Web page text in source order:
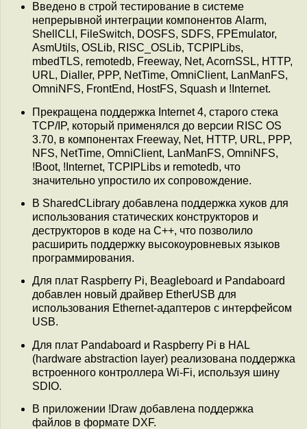
Введено в строй тестирование в системе
непрерывной интеграции компонентов Alarm,
ShellCLI, FileSwitch, DOSFS, SDFS, FPEmulator,
AsmUtils, OSLib, RISC_OSLib, TCPIPLibs,
mbedTLS, remotedb, Freeway, Net, AcornSSL, HTTP,
URL, Dialler, PPP, NetTime, OmniClient, LanManFS,
OmniNFS, FrontEnd, HostFS, Squash и !Internet.
Прекращена поддержка Internet 4, старого стека
TCP/IP, который применялся до версии RISC OS
3.70, в компонентах Freeway, Net, HTTP, URL, PPP,
NFS, NetTime, OmniClient, LanManFS, OmniNFS,
!Boot, !Internet, TCPIPLibs и remotedb, что
значительно упростило их сопровождение.
В SharedCLibrary добавлена поддержка хуков для
использования статических конструкторов и
деструкторов в коде на C++, что позволило
расширить поддержку высокоуровневых языков
программирования.
Для плат Raspberry Pi, Beagleboard и Pandaboard
добавлен новый драйвер EtherUSB для
использования Ethernet-адаптеров с интерфейсом
USB.
Для плат Pandaboard и Raspberry Pi в HAL
(hardware abstraction layer) реализована поддержка
встроенного контроллера Wi-Fi, используя шину
SDIO.
В приложении !Draw добавлена поддержка
файлов в формате DXF.